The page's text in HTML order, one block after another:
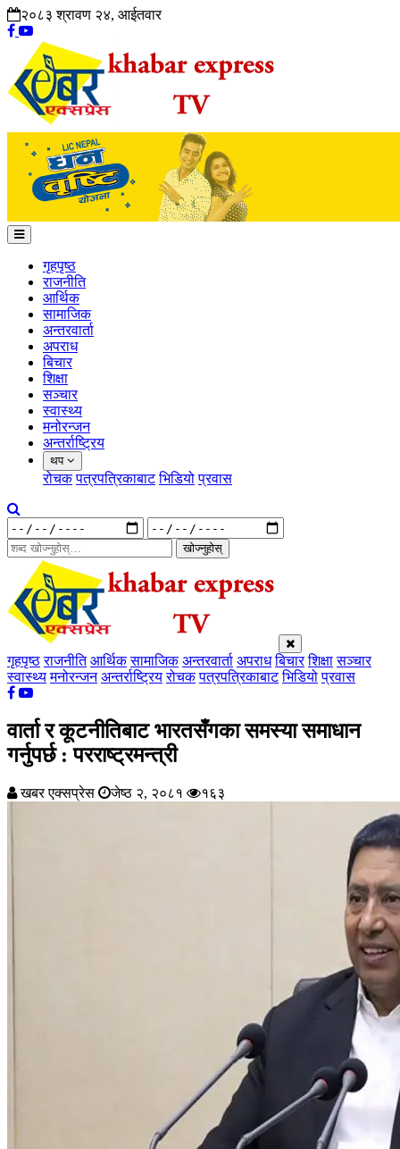
२०८३ श्रावण २४, आईतवार
गृहपृष्ठ
राजनीति
आर्थिक
सामाजिक
अन्तरवार्ता
अपराध
बिचार
शिक्षा
सञ्चार
स्वास्थ्य
मनोरन्जन
अन्तर्राष्ट्रिय
थप
रोचक पत्रपत्रिकाबाट भिडियो प्रवास
खोज्नुहोस्
गृहपृष्ठ राजनीति आर्थिक सामाजिक अन्तरवार्ता अपराध बिचार शिक्षा सञ्चार
स्वास्थ्य मनोरन्जन अन्तर्राष्ट्रिय रोचक पत्रपत्रिकाबाट भिडियो प्रवास
वार्ता र कूटनीतिबाट भारतसँगका समस्या समाधान
गर्नुपर्छ : परराष्ट्रमन्त्री
खबर एक्सप्रेस जेष्ठ २, २०८१ १६३